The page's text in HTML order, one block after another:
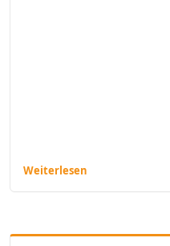
Weiterlesen